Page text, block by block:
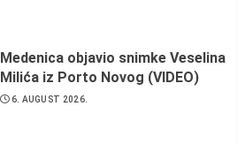
Medenica objavio snimke Veselina
Milića iz Porto Novog (VIDEO)
6. AUGUST 2026.